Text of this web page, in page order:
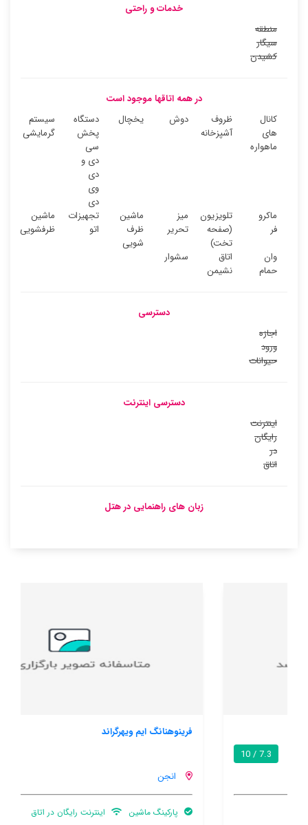
خدمات و راحتی
منطقه
سیگار
کشیدن
در همه اتاقها موجود است
کانال
های
ماهواره
ظروف
آشپزخانه
دوش یخچال
دستگاه
پخش
سی
دی و
دی
وی
دی
سیستم
گرمایشی
ماکرو
فر
تلویزیون
(صفحه
تخت)
میز
تحریر
ماشین
ظرف
شویی
تجهیزات
اتو
ماشین
ظرفشویی
وان
حمام
اتاق
نشیمن
سشوار
دسترسی
اجازه
ورود
حیوانات
دسترسی اینترنت
اینترنت
رایگان
در
اتاق
زبان های راهنمایی در هتل
فرینوهنانگ ایم ویهرگراند
اینترنت رایگان در اتاق